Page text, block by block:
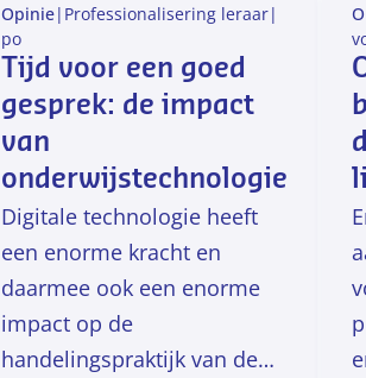
Tijd voor een goed
gesprek: de impact
van
onderwijstechnologie
Opinie| Professionalisering leraar|
po
Digitale technologie heeft
een enorme kracht en
daarmee ook een enorme
impact op de
handelingspraktijk van de